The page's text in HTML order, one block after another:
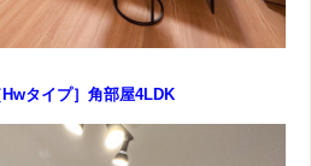
Hwタイプ］角部屋4LDK